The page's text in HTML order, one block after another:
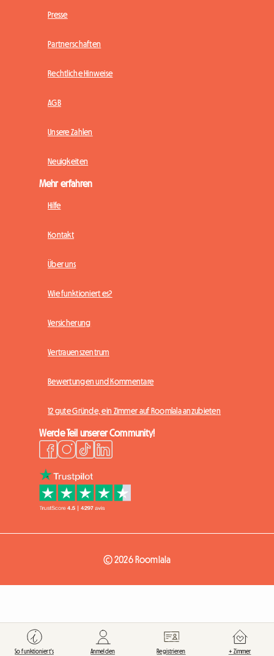
Presse
Partnerschaften
Rechtliche Hinweise
AGB
Unsere Zahlen
Neuigkeiten
Mehr erfahren
Hilfe
Kontakt
Über uns
Wie funktioniert es?
Versicherung
Vertrauenszentrum
Bewertungen und Kommentare
12 gute Gründe, ein Zimmer auf Roomlala anzubieten
Werde Teil unserer Community!
© 2026 Roomlala
So funktioniert's Anmelden Registrieren + Zimmer